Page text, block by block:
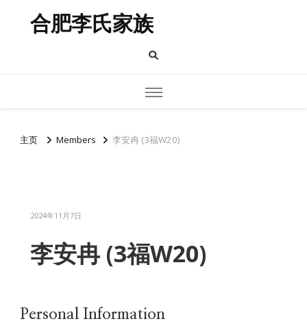
合肥李氏家族
主页 Members 李安冉 (3福W20)
2024年11月7日
李安冉 (3福W20)
Personal Information